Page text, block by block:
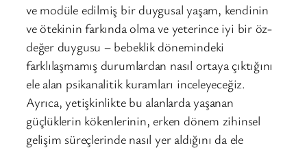
ve modüle edilmiş bir duygusal yaşam, kendinin
ve ötekinin farkında olma ve yeterince iyi bir öz-
değer duygusu – bebeklik dönemindeki
farklılaşmamış durumlardan nasıl ortaya çıktığını
ele alan psikanalitik kuramları inceleyeceğiz.
Ayrıca, yetişkinlikte bu alanlarda yaşanan
güçlüklerin kökenlerinin, erken dönem zihinsel
gelişim süreçlerinde nasıl yer aldığını da ele